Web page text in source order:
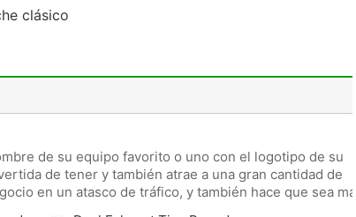
clásico
de su equipo favorito o uno con el logotipo de su
de tener y también atrae a una gran cantidad de
en un atasco de tráfico, y también hace que sea más